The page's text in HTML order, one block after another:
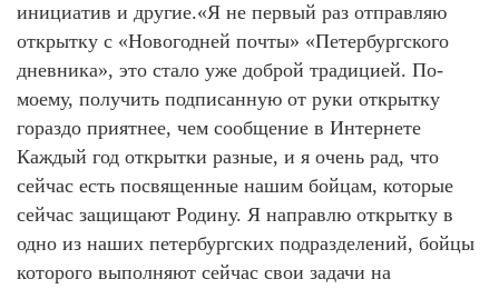
инициатив и другие.«Я не первый раз отправляю
открытку с «Новогодней почты» «Петербургского
дневника», это стало уже доброй традицией. По-
моему, получить подписанную от руки открытку
гораздо приятнее, чем сообщение в Интернете
Каждый год открытки разные, и я очень рад, что
сейчас есть посвященные нашим бойцам, которые
сейчас защищают Родину. Я направлю открытку в
одно из наших петербургских подразделений, бойцы
которого выполняют сейчас свои задачи на